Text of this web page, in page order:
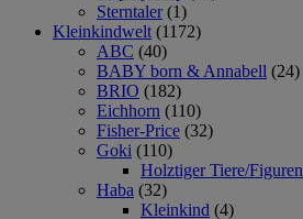
Sterntaler (1)
Kleinkindwelt (1172)
ABC (40)
BABY born & Annabell (24)
BRIO (182)
Eichhorn (110)
Fisher-Price (32)
Goki (110)
Holztiger Tiere/Figuren
Haba (32)
Kleinkind (4)